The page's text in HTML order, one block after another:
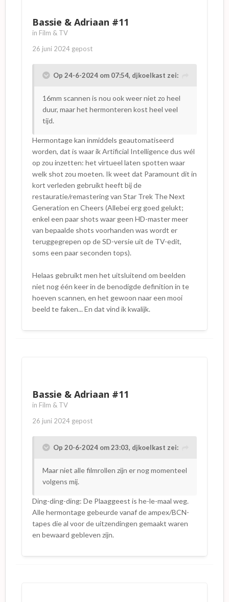
Bassie & Adriaan #11
in Film & TV
26 juni 2024 gepost
Op 24-6-2024 om 07:54, djkoelkast zei:
16mm scannen is nou ook weer niet zo heel
duur, maar het hermonteren kost heel veel
tijd.
Hermontage kan inmiddels geautomatiseerd
worden, dat is waar ik Artificial Intelligence dus wél
op zou inzetten: het virtueel laten spotten waar
welk shot zou moeten. Ik weet dat Paramount dit in
kort verleden gebruikt heeft bij de
restauratie/remastering van Star Trek The Next
Generation en Cheers (Allebei erg goed gelukt;
enkel een paar shots waar geen HD-master meer
van bepaalde shots voorhanden was wordt er
teruggegrepen op de SD-versie uit de TV-edit,
soms een paar seconden tops).
Helaas gebruikt men het uitsluitend om beelden
niet nog één keer in de benodigde definition in te
hoeven scannen, en het gewoon naar een mooi
beeld te faken... En dat vind ik kwalijk.
Bassie & Adriaan #11
in Film & TV
26 juni 2024 gepost
Op 20-6-2024 om 23:03, djkoelkast zei:
Maar niet alle filmrollen zijn er nog momenteel
volgens mij.
Ding-ding-ding: De Plaaggeest is he-le-maal weg.
Alle hermontage gebeurde vanaf de ampex/BCN-
tapes die al voor de uitzendingen gemaakt waren
en bewaard gebleven zijn.